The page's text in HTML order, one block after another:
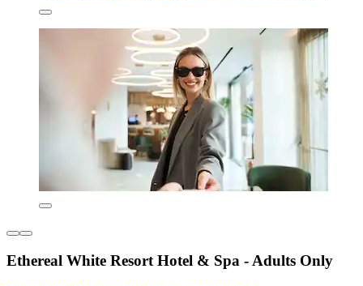
Ethereal White Resort Hotel & Spa - Adults Only